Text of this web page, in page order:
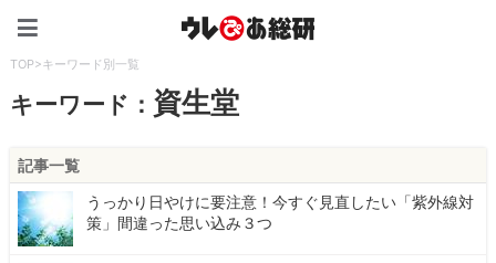
TOP>キーワード別一覧
キーワード： 資生堂
記事一覧
うっかり日やけに要注意！今すぐ見直したい「紫外線対
策」間違った思い込み３つ